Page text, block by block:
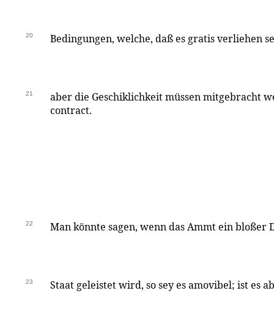
20 Bedingungen, welche, daß es gratis verliehen
21
aber die Geschiklichkeit müssen mitgebracht
contract.
22 Man könnte sagen, wenn das Ammt ein bloßer
23 Staat geleistet wird, so sey es amovibel; ist es